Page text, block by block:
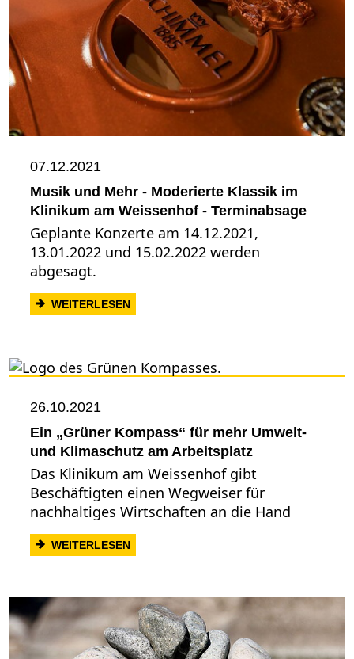
07.12.2021
Musik und Mehr - Moderierte Klassik im
Klinikum am Weissenhof - Terminabsage
Geplante Konzerte am 14.12.2021,
13.01.2022 und 15.02.2022 werden
abgesagt.
WEITERLESEN: MUSIK UND MEHR - MODERIERTE
26.10.2021
Ein „Grüner Kompass“ für mehr Umwelt-
und Klimaschutz am Arbeitsplatz
Das Klinikum am Weissenhof gibt
Beschäftigten einen Wegweiser für
nachhaltiges Wirtschaften an die Hand
WEITERLESEN: EIN „GRÜNER KOMPASS“ FÜR MEHR